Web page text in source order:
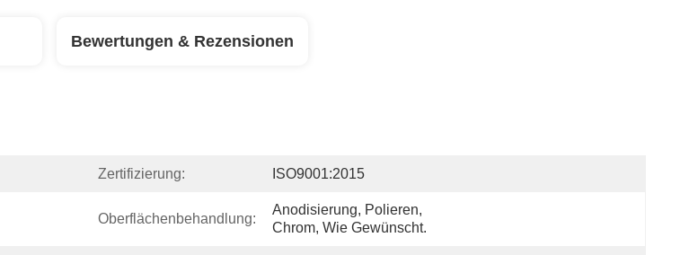
Bewertungen & Rezensionen
Zertifizierung: ISO9001:2015
Oberflächenbehandlung:
Anodisierung, Polieren,
Chrom, Wie Gewünscht.